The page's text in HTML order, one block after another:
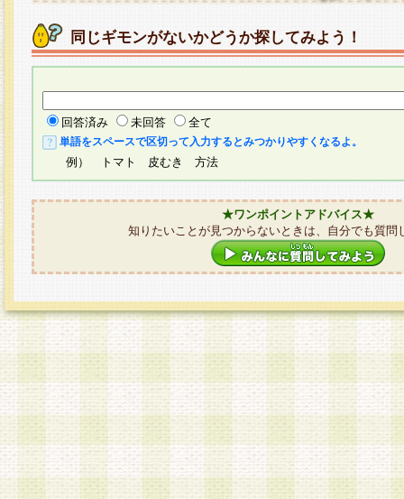
同じギモンがないかどうか探してみよう！
回答済み 未回答 全て
単語をスペースで区切って入力するとみつかりやすくなるよ。
例） トマト 皮むき 方法
★ワンポイントアドバイス★
知りたいことが見つからないときは、自分でも質問